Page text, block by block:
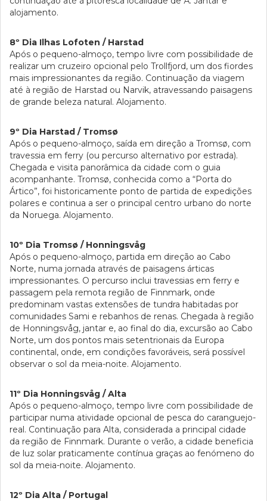
alojamento.
8º Dia Ilhas Lofoten / Harstad
Após o pequeno-almoço, tempo livre com possibilidade de
realizar um cruzeiro opcional pelo Trollfjord, um dos fiordes
mais impressionantes da região. Continuação da viagem
até à região de Harstad ou Narvik, atravessando paisagens
de grande beleza natural. Alojamento.
9º Dia Harstad / Tromsø
Após o pequeno-almoço, saída em direção a Tromsø, com
travessia em ferry (ou percurso alternativo por estrada).
Chegada e visita panorâmica da cidade com o guia
acompanhante. Tromsø, conhecida como a “Porta do
Ártico”, foi historicamente ponto de partida de expedições
polares e continua a ser o principal centro urbano do norte
da Noruega. Alojamento.
10º Dia Tromsø / Honningsvåg
Após o pequeno-almoço, partida em direção ao Cabo
Norte, numa jornada através de paisagens árticas
impressionantes. O percurso inclui travessias em ferry e
passagem pela remota região de Finnmark, onde
predominam vastas extensões de tundra habitadas por
comunidades Sami e rebanhos de renas. Chegada à região
de Honningsvåg, jantar e, ao final do dia, excursão ao Cabo
Norte, um dos pontos mais setentrionais da Europa
continental, onde, em condições favoráveis, será possível
observar o sol da meia-noite. Alojamento.
11º Dia Honningsvåg / Alta
Após o pequeno-almoço, tempo livre com possibilidade de
participar numa atividade opcional de pesca do caranguejo-
real. Continuação para Alta, considerada a principal cidade
da região de Finnmark. Durante o verão, a cidade beneficia
de luz solar praticamente contínua graças ao fenómeno do
sol da meia-noite. Alojamento.
12º Dia Alta / Portugal